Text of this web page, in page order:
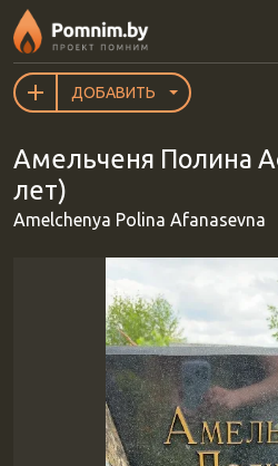
Перейти к основному
ДОБАВИТЬ
Амельченя Полина
лет)
Amelchenya Polina Afanasevna